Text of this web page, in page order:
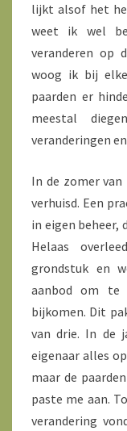
lijkt alsof het
weet ik wel
veranderen op
woog ik bij
paarden er
meestal
veranderingen
In de zomer van
verhuisd. Een
in eigen beheer,
Helaas
grondstuk en
aanbod om te
bijkomen. Dit
van drie. In de
eigenaar alles
maar de
paste me aan.
verandering